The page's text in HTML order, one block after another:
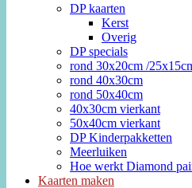
DP kaarten
Kerst
Overig
DP specials
rond 30x20cm /
rond 40x30cm
rond 50x40cm
40x30cm vierkant
50x40cm vierkant
DP Kinderpakketten
Meerluiken
Hoe werkt Diamond
Kaarten maken